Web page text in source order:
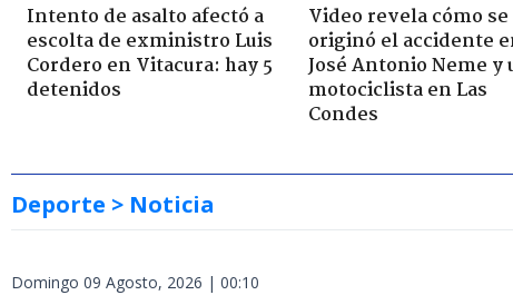
Intento de asalto afectó a
escolta de exministro Luis
Cordero en Vitacura: hay 5
detenidos
Video revela cómo se
originó el accidente
José Antonio Neme y
motociclista en Las
Condes
Deporte > Noticia
Domingo 09 Agosto, 2026 | 00:10